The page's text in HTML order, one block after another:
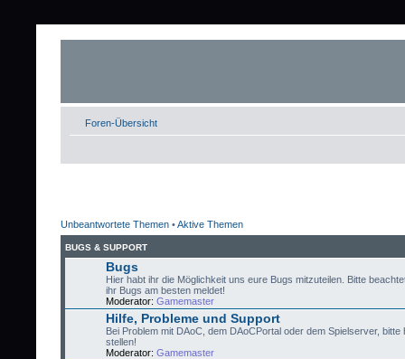
Foren-Übersicht
Unbeantwortete Themen •Aktive Themen
BUGS & SUPPORT
Bugs
Hier habt ihr die Möglichkeit uns eure Bugs mitzuteilen. Bitte
ihr Bugs am besten meldet!
Moderator: Gamemaster
Hilfe, Probleme und Support
Bei Problem mit DAoC, dem DAoCPortal oder dem Spielserver, bitte
stellen!
Moderator: Gamemaster